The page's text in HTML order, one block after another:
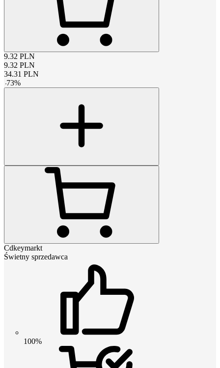
9.32 PLN
9.32 PLN
34.31 PLN
-73%
Cdkeymarkt
Świetny sprzedawca
100%